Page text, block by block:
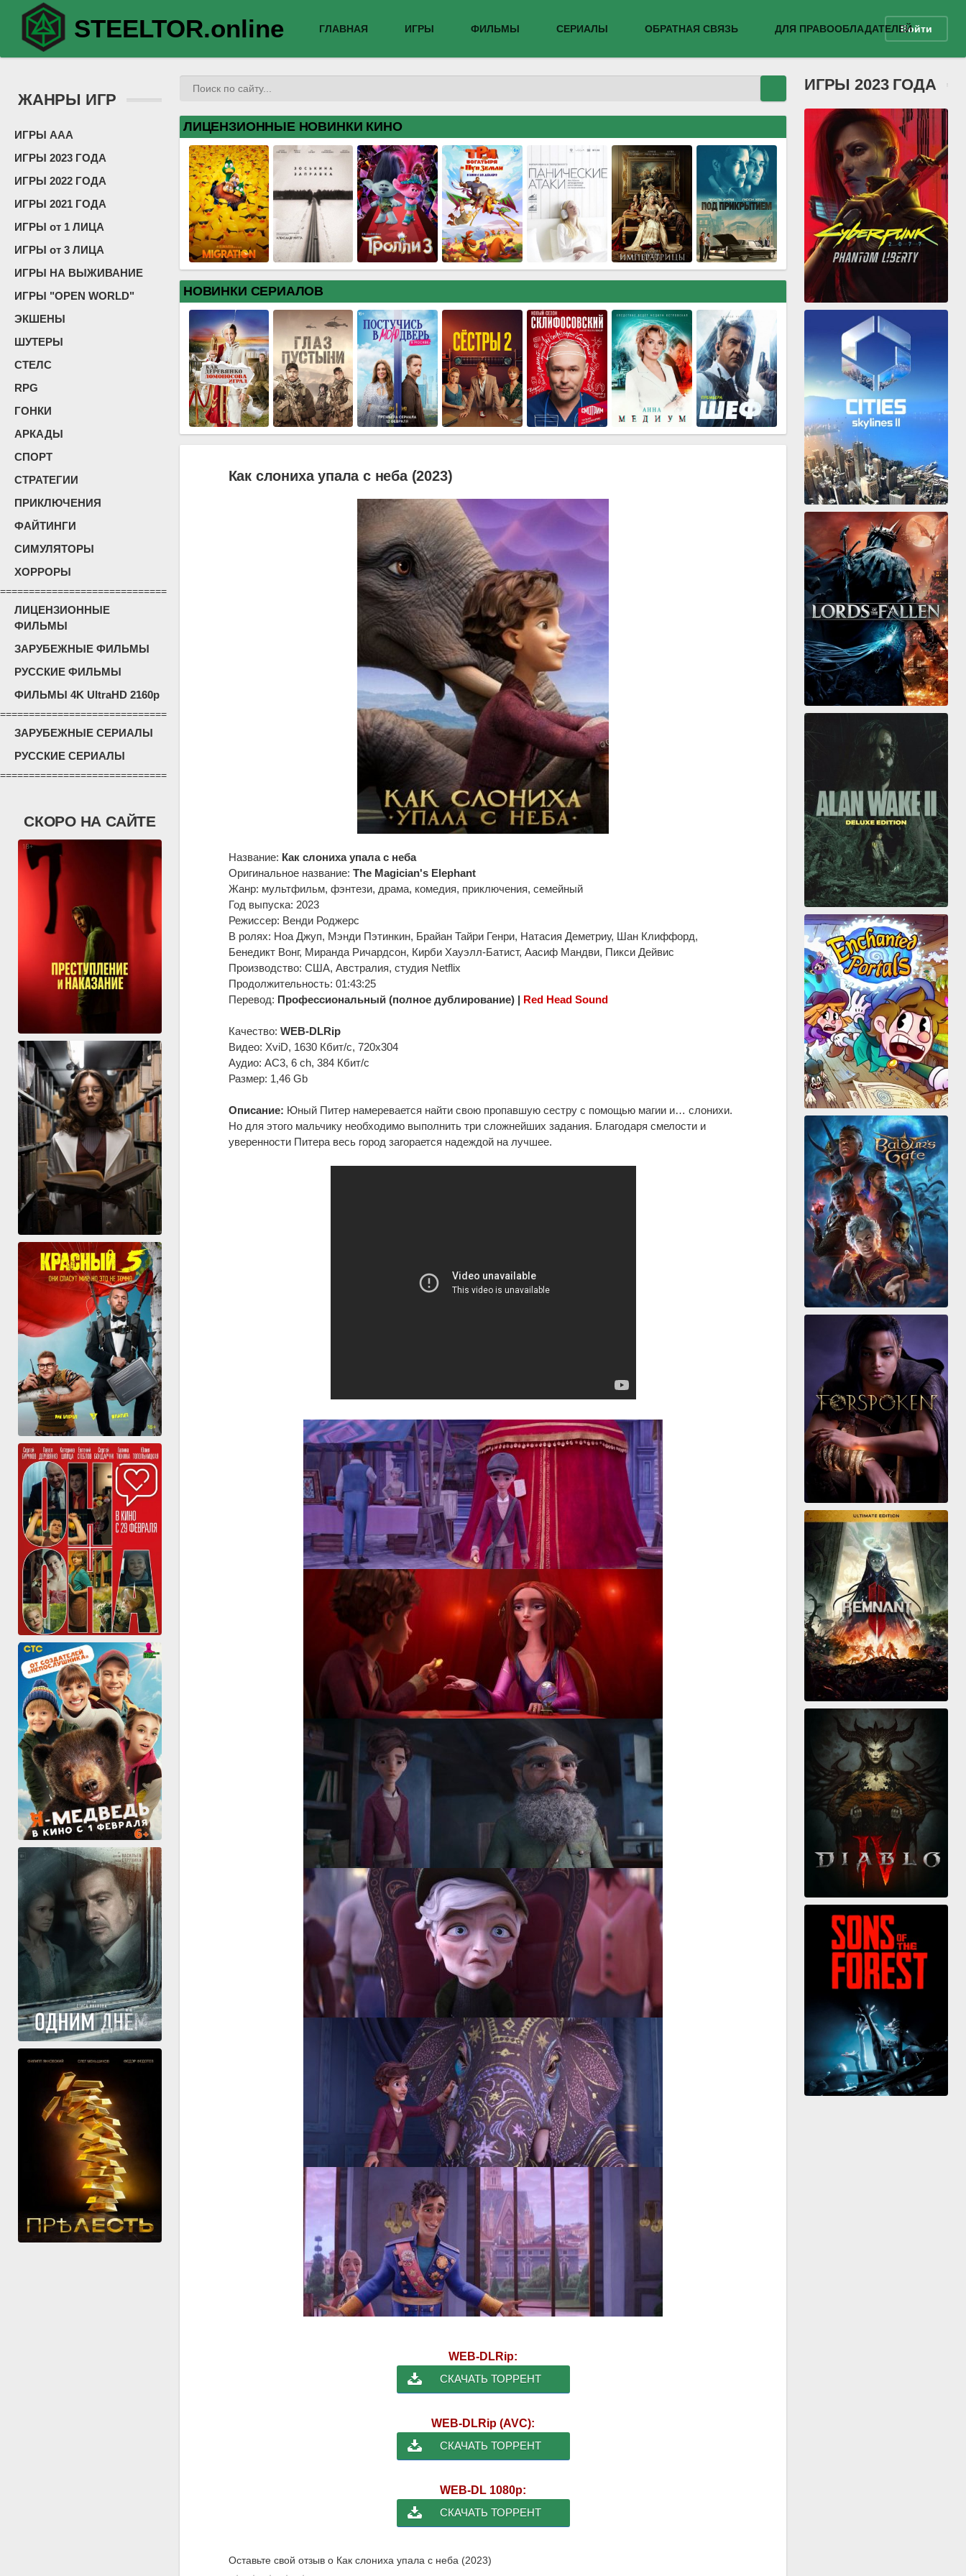
STEELTOR.online ГЛАВНАЯ ИГРЫ ФИЛЬМЫ СЕРИАЛЫ ОБРАТНАЯ СВЯЗЬ ДЛЯ ПРАВООБЛАДАТЕЛЕЙВойти
ЖАНРЫ ИГР
ИГРЫ ААА
ИГРЫ 2023 ГОДА
ИГРЫ 2022 ГОДА
ИГРЫ 2021 ГОДА
ИГРЫ от 1 ЛИЦА
ИГРЫ от 3 ЛИЦА
ИГРЫ НА ВЫЖИВАНИЕ
ИГРЫ "OPEN WORLD"
ЭКШЕНЫ
ШУТЕРЫ
СТЕЛС
RPG
ГОНКИ
АРКАДЫ
СПОРТ
СТРАТЕГИИ
ПРИКЛЮЧЕНИЯ
ФАЙТИНГИ
СИМУЛЯТОРЫ
ХОРРОРЫ
=============================
ЛИЦЕНЗИОННЫЕ
ФИЛЬМЫ
ЗАРУБЕЖНЫЕ ФИЛЬМЫ
РУССКИЕ ФИЛЬМЫ
ФИЛЬМЫ 4K UltraHD 2160p
=============================
ЗАРУБЕЖНЫЕ СЕРИАЛЫ
РУССКИЕ СЕРИАЛЫ
=============================
СКОРО НА САЙТЕ
ЛИЦЕНЗИОННЫЕ НОВИНКИ КИНО
НОВИНКИ СЕРИАЛОВ
Как слониха упала с неба (2023)
Название: Как слониха упала с неба
Оригинальное название: The Magician's Elephant
Жанр: мультфильм, фэнтези, драма, комедия, приключения, семейный
Год выпуска: 2023
Режиссер: Венди Роджерс
В ролях: Ноа Джуп, Мэнди Пэтинкин, Брайан Тайри Генри, Натасия Деметриу, Шан Клиффорд,
Бенедикт Вонг, Миранда Ричардсон, Кирби Хауэлл-Батист, Аасиф Мандви, Пикси Дейвис
Производство: США, Австралия, студия Netflix
Продолжительность: 01:43:25
Перевод: Профессиональный (полное дублирование) | Red Head Sound
Качество: WEB-DLRip
Видео: XviD, 1630 Кбит/с, 720x304
Аудио: AC3, 6 ch, 384 Кбит/с
Размер: 1,46 Gb
Описание: Юный Питер намеревается найти свою пропавшую сестру с помощью магии и… слонихи.
Но для этого мальчику необходимо выполнить три сложнейших задания. Благодаря смелости и
уверенности Питера весь город загорается надеждой на лучшее.
WEB-DLRip:
СКАЧАТЬ ТОРРЕНТ
WEB-DLRip (AVC):
СКАЧАТЬ ТОРРЕНТ
WEB-DL 1080p:
СКАЧАТЬ ТОРРЕНТ
Оставьте свой отзыв о Как слониха упала с неба (2023)
ИГРЫ 2023 ГОДА